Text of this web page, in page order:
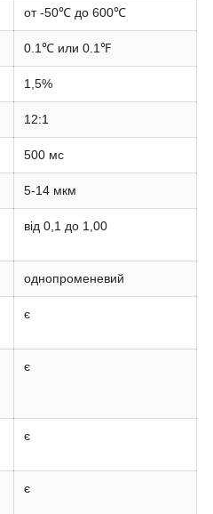
от -50℃ до 600℃
0.1℃ или 0.1℉
1,5%
12:1
500 мс
5-14 мкм
від 0,1 до 1,00
однопроменевий
є
є
є
є